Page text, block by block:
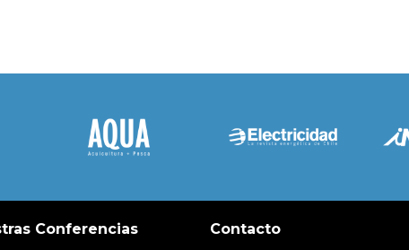
Conferencias Contacto